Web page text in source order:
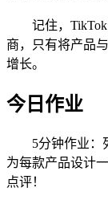
记住，
商，只有将产品
增长。
今日作业
5分钟作业：
为每款产品设计
点评！